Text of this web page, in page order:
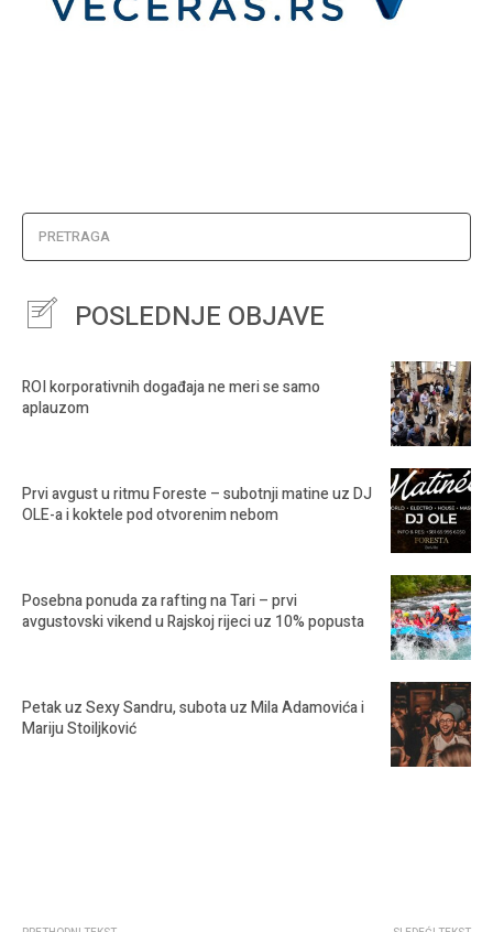
PRETRAGA
POSLEDNJE OBJAVE
ROI korporativnih događaja ne meri se samo
aplauzom
Prvi avgust u ritmu Foreste – subotnji matine uz DJ
OLE-a i koktele pod otvorenim nebom
Posebna ponuda za rafting na Tari – prvi
avgustovski vikend u Rajskoj rijeci uz 10% popusta
Petak uz Sexy Sandru, subota uz Mila Adamovića i
Mariju Stoiljković